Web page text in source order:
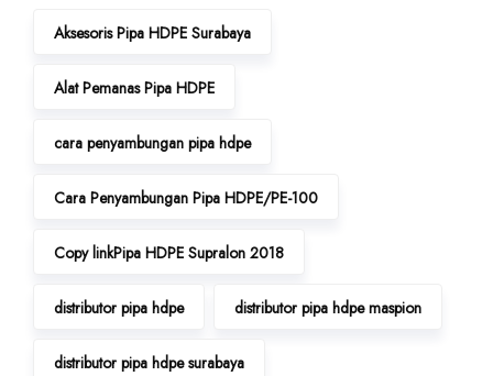
Aksesoris Pipa HDPE Surabaya
Alat Pemanas Pipa HDPE
cara penyambungan pipa hdpe
Cara Penyambungan Pipa HDPE/PE-100
Copy linkPipa HDPE Supralon 2018
distributor pipa hdpe distributor pipa hdpe maspion
distributor pipa hdpe surabaya